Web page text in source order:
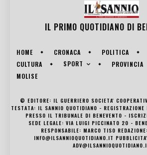
IL PRIMO QUOTIDIANO DI
HOME CRONACA POLITICA
CULTURA
SPORT PROVINCIA
MOLISE
© EDITORE: IL GUERRIERO SOCIETA'
TESTATA: IL SANNIO QUOTIDIANO -
PRESSO IL TRIBUNALE DI BENEVENTO -
SEDE LEGALE: VIA LUIGI PICCINATO 20 -
RESPONSABILE: MARCO TISO
INFO@ILSANNIOQUOTIDIANO.IT